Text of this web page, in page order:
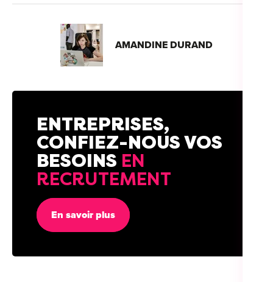
AMANDINE DURAND
ENTREPRISES,
CONFIEZ-NOUS VOS
BESOINS EN
RECRUTEMENT
En savoir plus